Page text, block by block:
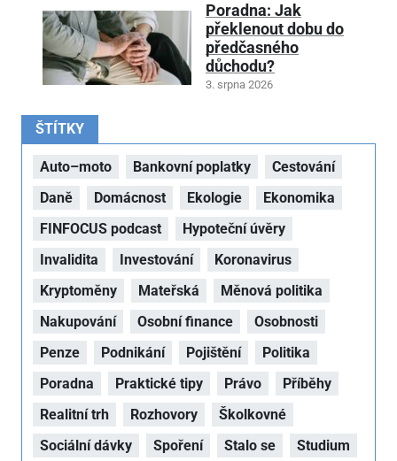
Poradna: Jak
překlenout dobu do
předčasného
důchodu?
3. srpna 2026
ŠTÍTKY
Auto–moto Bankovní poplatky
Cestování
Daně
Domácnost Ekologie
Ekonomika
FINFOCUS podcast
Hypoteční úvěry
Invalidita
Investování
Koronavirus
Kryptoměny
Mateřská
Měnová politika
Nakupování
Osobní finance
Osobnosti
Penze
Podnikání Pojištění
Politika
Poradna
Praktické tipy Právo
Příběhy
Realitní trh
Rozhovory
Školkovné
Sociální dávky
Spoření Stalo se Studium